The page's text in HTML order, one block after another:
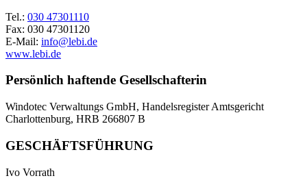
Tel.: 030 47301110
Fax: 030 47301120
E-Mail: info@lebi.de
www.lebi.de
Persönlich haftende Gesellschafterin
Windotec Verwaltungs GmbH, Handelsregister Amtsgericht
Charlottenburg, HRB 266807 B
GESCHÄFTSFÜHRUNG
Ivo Vorrath